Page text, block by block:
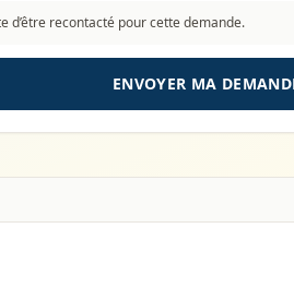
d’être recontacté pour cette demande.
ENVOYER MA